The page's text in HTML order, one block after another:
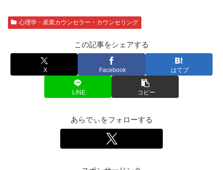
心理学・産業カウンセラー・カウンセリング
この記事をシェアする
X Facebook はてブ
LINE コピー
あらでぃをフォローする